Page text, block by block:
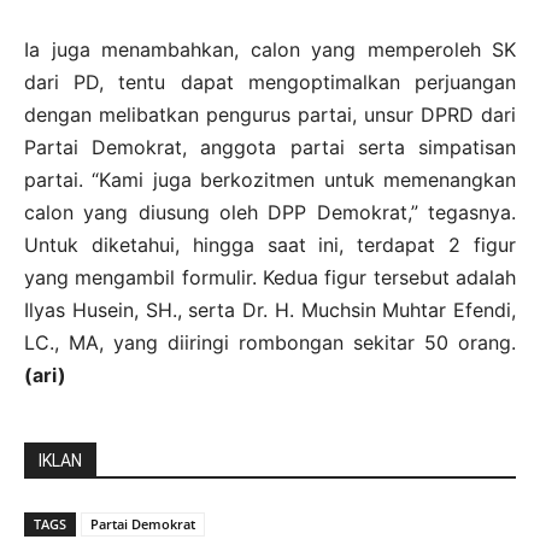
Ia juga menambahkan, calon yang memperoleh SK
dari PD, tentu dapat mengoptimalkan perjuangan
dengan melibatkan pengurus partai, unsur DPRD dari
Partai Demokrat, anggota partai serta simpatisan
partai. “Kami juga berkozitmen untuk memenangkan
calon yang diusung oleh DPP Demokrat,” tegasnya.
Untuk diketahui, hingga saat ini, terdapat 2 figur
yang mengambil formulir. Kedua figur tersebut adalah
Ilyas Husein, SH., serta Dr. H. Muchsin Muhtar Efendi,
LC., MA, yang diiringi rombongan sekitar 50 orang.
(ari)
IKLAN
TAGS Partai Demokrat